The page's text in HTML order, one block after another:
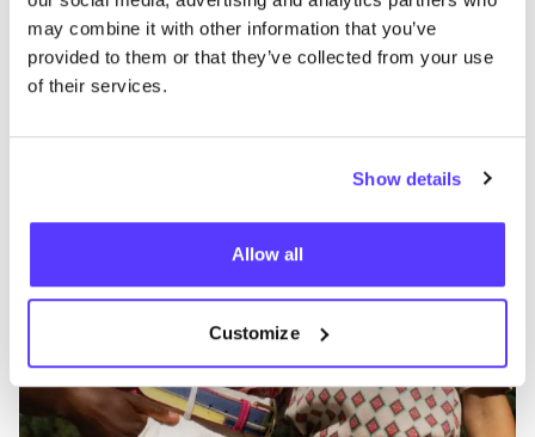
may combine it with other information that you’ve
provided to them or that they’ve collected from your use
of their services.
Show details
Allow all
Customize
Frnch
Ropa Tops-t-shirt